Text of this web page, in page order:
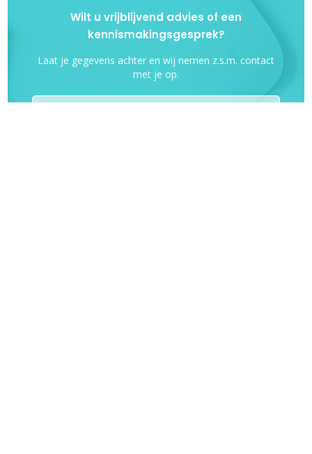
Wilt u vrijblijvend advies of een
kennismakingsgesprek?
Laat je gegevens achter en wij nemen z.s.m. contact
met je op.